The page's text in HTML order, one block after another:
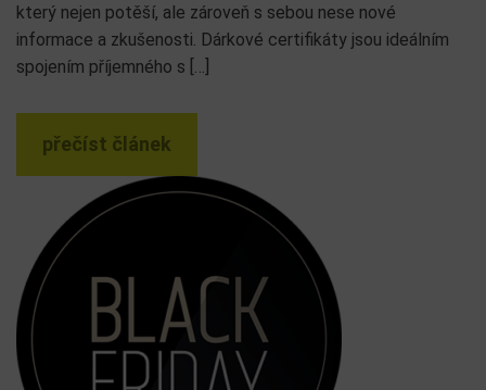
který nejen potěší, ale zároveň s sebou nese nové
informace a zkušenosti. Dárkové certifikáty jsou ideálním
spojením příjemného s […]
přečíst článek